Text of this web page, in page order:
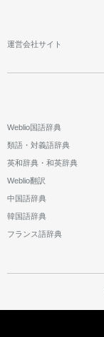
運営会社サイト
Weblio国語辞典
類語・対義語辞典
英和辞典・和英辞典
Weblio翻訳
中国語辞典
韓国語辞典
フランス語辞典